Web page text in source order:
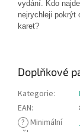
vydání. Kdo
nejrychleji pokrýt
karet?
Doplňkové
Kategorie:
EAN:
? Minimální